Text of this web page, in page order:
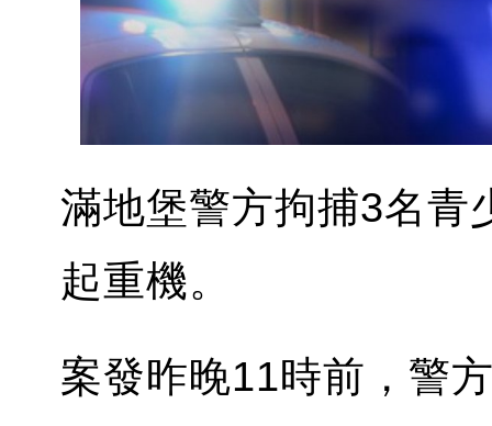
滿地堡警方拘捕3名青
起重機。
案發昨晚11時前，警